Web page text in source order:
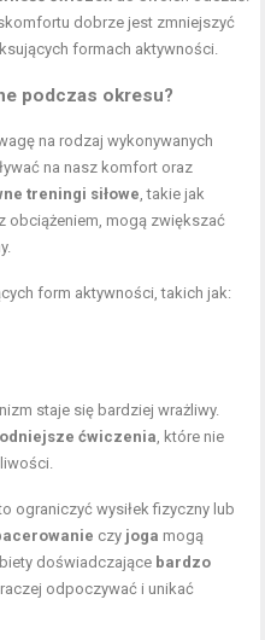
dobrze jest zmniejszyć
formach aktywności.
podczas okresu?
na rodzaj wykonywanych
na nasz komfort oraz
treningi siłowe, takie jak
obciążeniem, mogą zwiększać
form aktywności, takich jak:
staje się bardziej wrażliwy.
ćwiczenia, które nie
ograniczyć wysiłek fizyczny lub
czy joga mogą
doświadczające bardzo
odpoczywać i unikać